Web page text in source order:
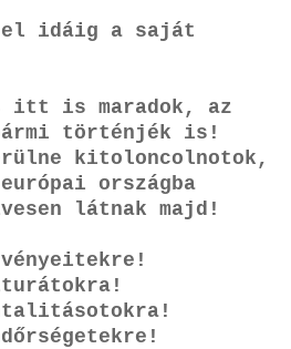
el idáig a saját
itt is maradok, az
történjék is!
kitoloncolnotok,
országba
látnak majd!